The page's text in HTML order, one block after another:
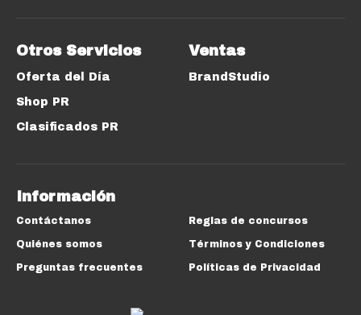
Otros Servicios
Oferta del Día
Shop PR
Clasificados PR
Ventas
BrandStudio
Información
Contáctanos
Quiénes somos
Preguntas frecuentes
Reglas de concursos
Términos y Condiciones
Políticas de Privacidad